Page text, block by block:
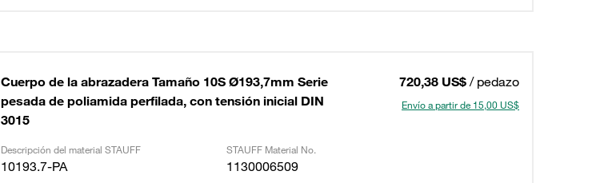
Cuerpo de la abrazadera Tamaño 10S Ø193,7mm Serie
pesada de poliamida perfilada, con tensión inicial DIN
3015
720,38 US$ / pedazo
Envío a partir de 15,00 US$
Descripción del material STAUFF STAUFF Material No.
10193.7-PA 1130006509